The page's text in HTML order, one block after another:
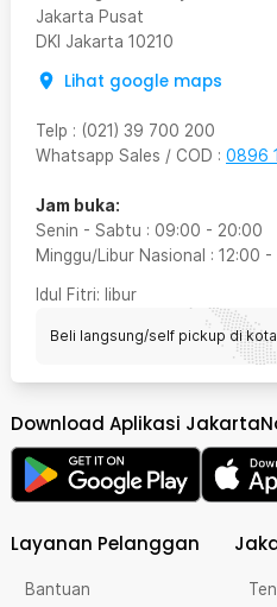
Jakarta Pusat
DKI Jakarta 10210
Lihat google maps
Telp : (021) 39 700 200
Whatsapp Sales / COD : 0896
Jam buka:
Senin - Sabtu : 09:00 - 20:00
Minggu/Libur Nasional : 12:00 -
Idul Fitri: libur
Beli langsung/self pickup di
Download Aplikasi
Layanan Pelanggan
Bantuan